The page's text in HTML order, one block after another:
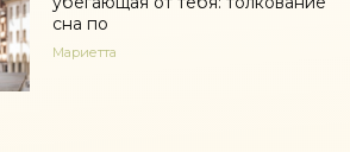
сна по
Мариетта